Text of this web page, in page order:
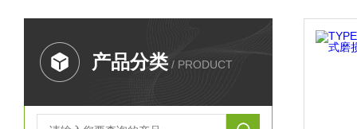
产品分类 / PRODUCT